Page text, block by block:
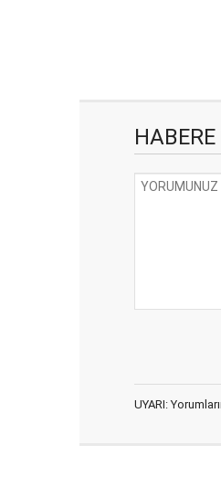
HABERE
UYARI: